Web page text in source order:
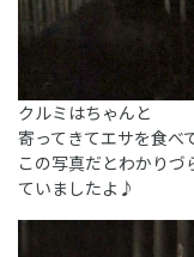
クルミはちゃんと
寄ってきてエサを食べ
この写真だとわかり
ていましたよ♪